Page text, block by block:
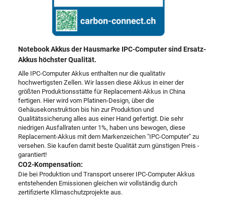
Notebook Akkus der Hausmarke IPC-Computer sind Ersatz-
Akkus höchster Qualität.
Alle IPC-Computer Akkus enthalten nur die qualitativ
hochwertigsten Zellen. Wir lassen diese Akkus in einer der
größten Produktionsstätte für Replacement-Akkus in China
fertigen. Hier wird vom Platinen-Design, über die
Gehäusekonstruktion bis hin zur Produktion und
Qualitätssicherung alles aus einer Hand gefertigt. Die sehr
niedrigen Ausfallraten unter 1%, haben uns bewogen, diese
Replacement-Akkus mit dem Markenzeichen "IPC-Computer" zu
versehen. Sie kaufen damit beste Qualität zum günstigen Preis -
garantiert!
CO2-Kompensation:
Die bei Produktion und Transport unserer IPC-Computer Akkus
entstehenden Emissionen gleichen wir vollständig durch
zertifizierte Klimaschutzprojekte aus.